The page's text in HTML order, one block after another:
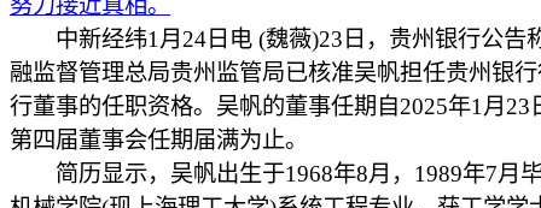
努力接近真相。
中新经纬1月24日电 (魏薇)23日，贵州银行公告
融监督管理总局贵州监管局已核准吴帆担任贵州银
行董事的任职资格。吴帆的董事任期自2025年1月23
第四届董事会任期届满为止。
简历显示，吴帆出生于1968年8月，1989年7月